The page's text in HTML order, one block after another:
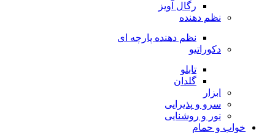
رگال آویز
نظم دهنده
نظم دهنده پارچه ای
دکوراتیو
تابلو
گلدان
ابزار
سرو و پذیرایی
نور و روشنایی
خواب و حمام